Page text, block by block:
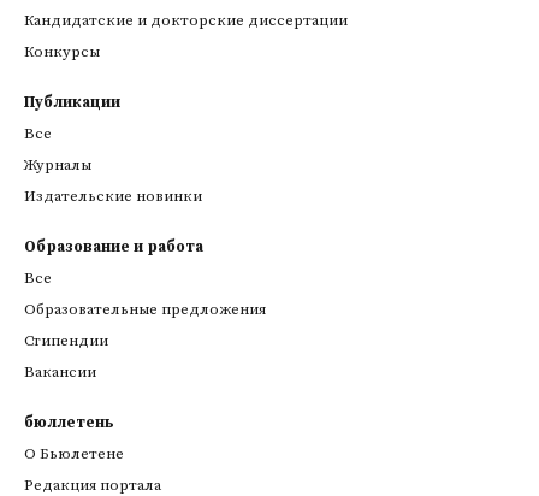
Кандидатские и докторские диссертации
Конкурсы
Публикации
Все
Журналы
Издательские новинки
Образование и работа
Все
Образовательные предложения
Стипендии
Вакансии
бюллетень
О Бьюлетене
Редакция портала